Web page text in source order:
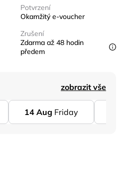
Potvrzení
Okamžitý e-voucher
Zrušení
Zdarma až 48 hodin
předem
zobrazit vše
14 Aug Friday